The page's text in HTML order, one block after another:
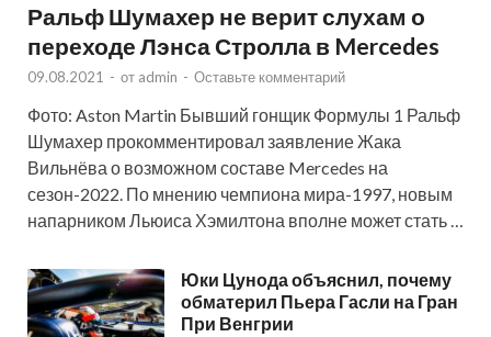
Ральф Шумахер не верит слухам о
переходе Лэнса Стролла в Mercedes
09.08.2021 - от admin - Оставьте комментарий
Фото: Aston Martin Бывший гонщик Формулы 1 Ральф
Шумахер прокомментировал заявление Жака
Вильнёва о возможном составе Mercedes на
сезон-2022. По мнению чемпиона мира-1997, новым
напарником Льюиса Хэмилтона вполне может стать …
Юки Цунода объяснил, почему
обматерил Пьера Гасли на Гран
При Венгрии